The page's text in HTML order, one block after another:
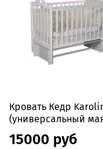
Кровать Кедр
(универсальный
15000 руб